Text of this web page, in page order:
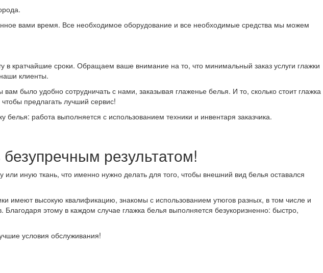
вами время. Все необходимое оборудование и все необходимые средства мы можем
кратчайшие сроки. Обращаем ваше внимание на то, что минимальный заказ услуги глажки
клиенты.
было удобно сотрудничать с нами, заказывая глаженье белья. И то, сколько стоит глажка
предлагать лучший сервис!
работа выполняется с использованием техники и инвентаря заказчика.
результатом!
иную ткань, что именно нужно делать для того, чтобы внешний вид белья оставался
имеют высокую квалификацию, знакомы с использованием утюгов разных, в том числе и
этому в каждом случае глажка белья выполняется безукоризненно: быстро,
условия обслуживания!